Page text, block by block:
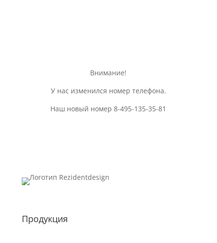
Внимание!
У нас изменился номер телефона.
Наш новый номер 8-495-135-35-81
Продукция